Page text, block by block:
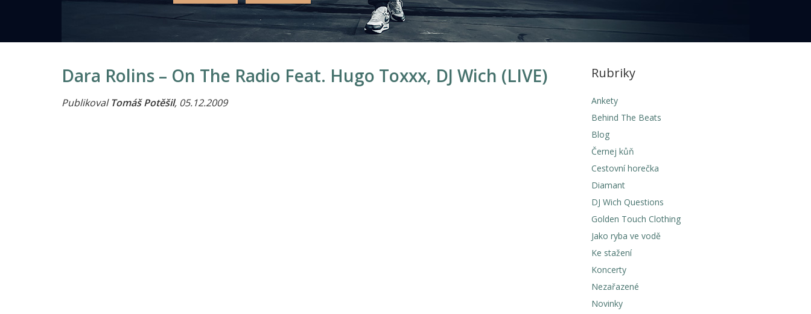
Dara Rolins – On The Radio Feat. Hugo Toxxx, DJ Wich (LIVE)
PublikovalTomáš Potěšil, 05.12.2009
Rubriky
Ankety
Behind The Beats
Blog
Černej kůň
Cestovní horečka
Diamant
DJ Wich Questions
Golden Touch Clothing
Jako ryba ve vodě
Ke stažení
Koncerty
Nezařazené
Novinky